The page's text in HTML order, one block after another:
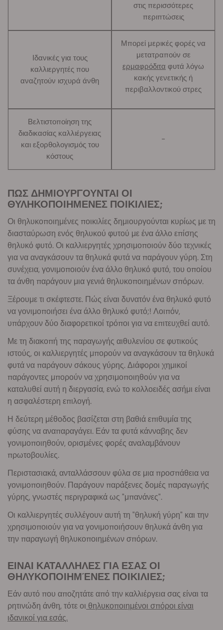
στις περισσότερες
περιπτώσεις
Ιδανικές για τους
καλλιεργητές που
αναζητούν ισχυρά άνθη
Μπορεί μερικές φορές να
μετατραπούν σε
ερμαφρόδιτα φυτά λόγω
κακής γενετικής ή
περιβαλλοντικού στρες
Βελτιστοποίηση της
διαδικασίας καλλιέργειας
και εξορθολογισμός του
κόστους
-
ΠΩΣ ΔΗΜΙΟΥΡΓΟΥΝΤΑΙ ΟΙ
ΘΥΛΗΚΟΠΟΙΗΜΕΝΕΣ ΠΟΙΚΙΛΙΕΣ;
Οι θηλυκοποιημένες ποικιλίες δημιουργούνται κυρίως με τη
διασταύρωση ενός θηλυκού φυτού με ένα άλλο επίσης
θηλυκό φυτό. Οι καλλιεργητές χρησιμοποιούν δύο τεχνικές
για να αναγκάσουν τα θηλυκά φυτά να παράγουν γύρη. Στη
συνέχεια, γονιμοποιούν ένα άλλο θηλυκό φυτό, του οποίου
τα άνθη παράγουν μια γενιά θηλυκοποιημένων σπόρων.
Ξέρουμε τι σκέφτεστε. Πώς είναι δυνατόν ένα θηλυκό φυτό
να γονιμοποιήσει ένα άλλο θηλυκό φυτό;! Λοιπόν,
υπάρχουν δύο διαφορετικοί τρόποι για να επιτευχθεί αυτό.
Με τη διακοπή της παραγωγής αιθυλενίου σε φυτικούς
ιστούς, οι καλλιεργητές μπορούν να αναγκάσουν τα θηλυκά
φυτά να παράγουν σάκους γύρης. Διάφοροι χημικοί
παράγοντες μπορούν να χρησιμοποιηθούν για να
καταλυθεί αυτή η διεργασία, ενώ το κολλοειδές ασήμι είναι
η ασφαλέστερη επιλογή.
Η δεύτερη μέθοδος βασίζεται στη βαθιά επιθυμία της
φύσης να αναπαραγάγει. Εάν τα φυτά κάνναβης δεν
γονιμοποιηθούν, ορισμένες φορές αναλαμβάνουν
πρωτοβουλίες.
Περιστασιακά, ανταλλάσσουν φύλα σε μια προσπάθεια να
γονιμοποιηθούν. Παράγουν παράξενες δομές παραγωγής
γύρης, γνωστές περιγραφικά ως "μπανάνες".
Οι καλλιεργητές συλλέγουν αυτή τη "θηλυκή γύρη" και την
χρησιμοποιούν για να γονιμοποιήσουν θηλυκά άνθη για
την παραγωγή θηλυκοποιημένων σπόρων.
ΕΙΝΑΙ ΚΑΤΑΛΛΗΛΕΣ ΓΙΑ ΕΣΑΣ ΟΙ
ΘΗΛΥΚΟΠΟΙΗΜΈΝΕΣ ΠΟΙΚΙΛΙΕΣ;
Εάν αυτό που αποζητάτε από την καλλιέργεια σας είναι τα
ρητινώδη άνθη, τότε οι θηλυκοποιημένοι σπόροι είναι
ιδανικοί για εσάς.